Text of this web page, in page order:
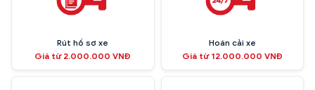
Rút hồ sơ xe
Giá từ 2.000.000 VNĐ
Hoán cải xe
Giá từ 12.000.000 VNĐ